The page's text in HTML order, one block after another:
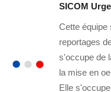
SICOM
Cette équipe
reportages
s'occupe de
la mise en
Elle